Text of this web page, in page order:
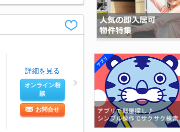
詳細を見る
オンライン相
談
お問合せ